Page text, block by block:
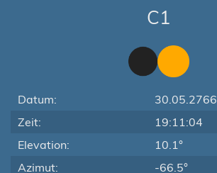
C1
Datum:
30.05.2766
Zeit:
19:11:04
Elevation:
10.1°
Azimut:
-66.5°